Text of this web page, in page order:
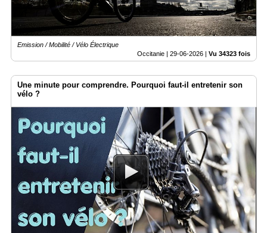
Emission / Mobilité / Vélo Électrique
Occitanie | 29-06-2026 | Vu 34323 fois
Une minute pour comprendre. Pourquoi faut-il entretenir son
vélo ?